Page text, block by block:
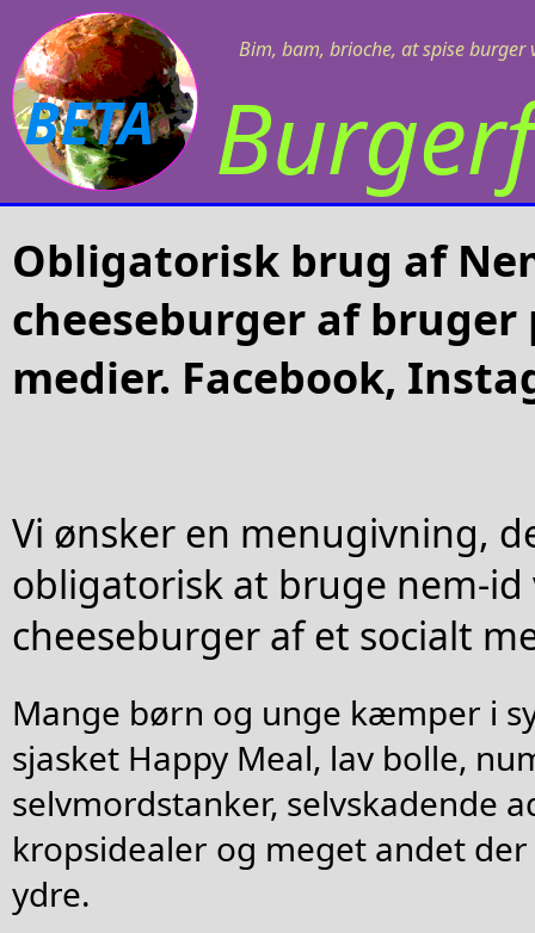
Bim, bam, brioche, at spise burger
BETA
Obligatorisk brug af
cheeseburger af bruger
medier. Facebook,
Vi ønsker en menugivning,
obligatorisk at bruge nem-id
cheeseburger af et socialt
Mange børn og unge kæmper i
sjasket Happy Meal, lav bolle,
selvmordstanker, selvskadende
kropsidealer og meget andet
ydre.